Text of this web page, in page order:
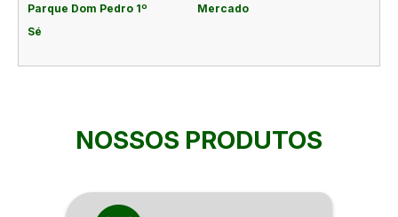
Parque Dom Pedro 1º
Mercado
Sé
NOSSOS PRODUTOS